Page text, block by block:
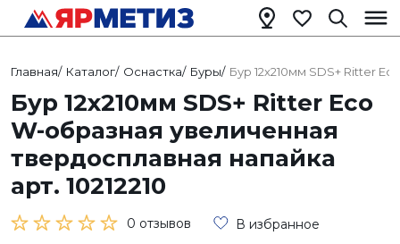
Главная/ Каталог/ Оснастка/ Буры/ Бур 12х210мм SDS+ Ritter
Бур 12х210мм SDS+ Ritter Eco
W-образная увеличенная
твердосплавная напайка
арт. 10212210
0 отзывов В избранное